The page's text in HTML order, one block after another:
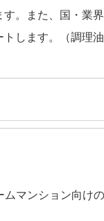
す。また、国・業
します。（調理
ムマンション向け